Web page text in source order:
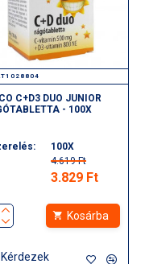
C+D3 DUO JUNIOR
- 100X
100X
4.619 Ft
3.829 Ft
Kosárba
Kérdezek